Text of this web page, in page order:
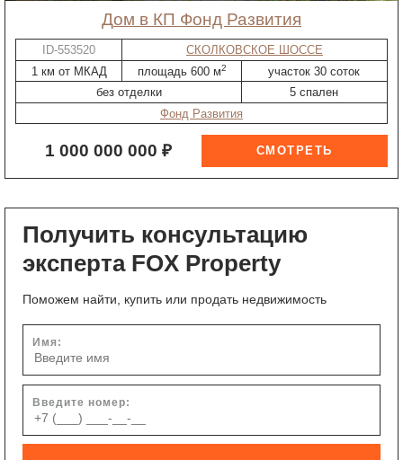
дом в КП Фонд Развития
ID-553520
СКОЛКОВСКОЕ ШОССЕ
1 км от МКАД
площадь 600 м2
участок 30 соток
без отделки
5 спален
Фонд Развития
1 000 000 000 ₽
Получить консультацию
эксперта FOX Property
Поможем найти, купить или продать недвижимость
Имя:
Введите номер: